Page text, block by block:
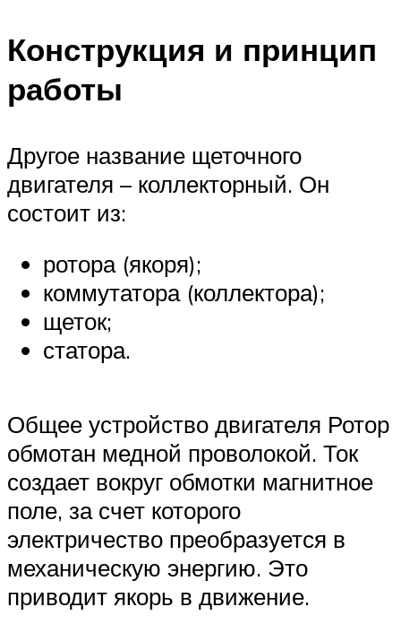
Конструкция и принцип
работы
Другое название щеточного
двигателя – коллекторный. Он
состоит из:
ротора (якоря);
коммутатора (коллектора);
щеток;
статора.
Общее устройство двигателя Ротор
обмотан медной проволокой. Ток
создает вокруг обмотки магнитное
поле, за счет которого
электричество преобразуется в
механическую энергию. Это
приводит якорь в движение.